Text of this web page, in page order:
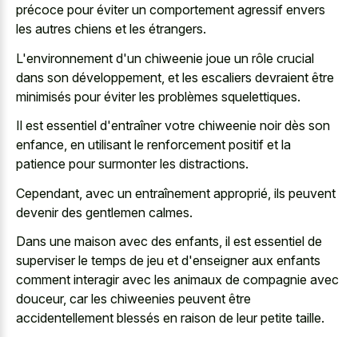
précoce pour éviter un comportement agressif envers
les autres chiens et les étrangers.
L'environnement d'un chiweenie joue un rôle crucial
dans son développement, et les escaliers devraient être
minimisés pour éviter les problèmes squelettiques.
Il est essentiel d'entraîner votre chiweenie noir dès son
enfance, en utilisant le renforcement positif et la
patience pour surmonter les distractions.
Cependant, avec un entraînement approprié, ils peuvent
devenir des gentlemen calmes.
Dans une maison avec des enfants, il est essentiel de
superviser le temps de jeu et d'enseigner aux enfants
comment interagir avec les animaux de compagnie avec
douceur, car les chiweenies peuvent être
accidentellement blessés en raison de leur petite taille.